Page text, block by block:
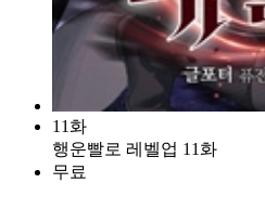
11화
행운빨로 레벨업 11화
무료